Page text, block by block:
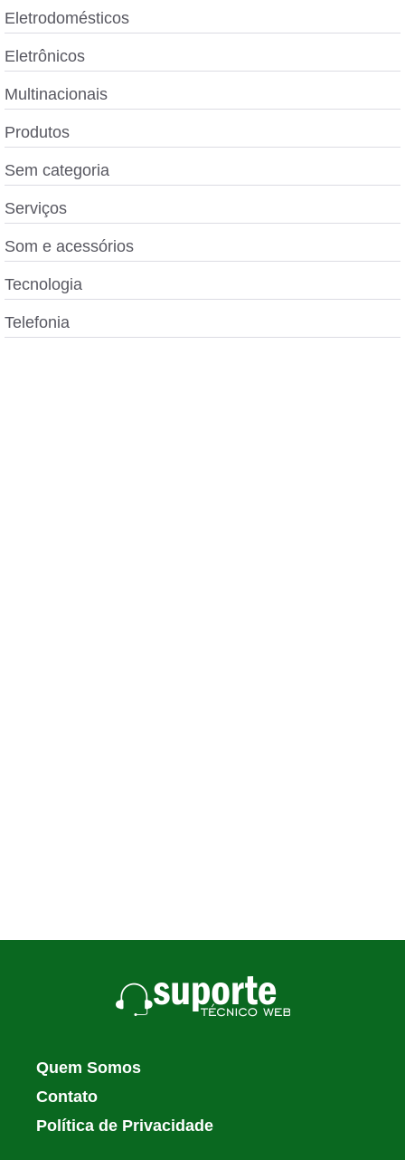
Eletrodomésticos
Eletrônicos
Multinacionais
Produtos
Sem categoria
Serviços
Som e acessórios
Tecnologia
Telefonia
Quem Somos
Contato
Política de Privacidade